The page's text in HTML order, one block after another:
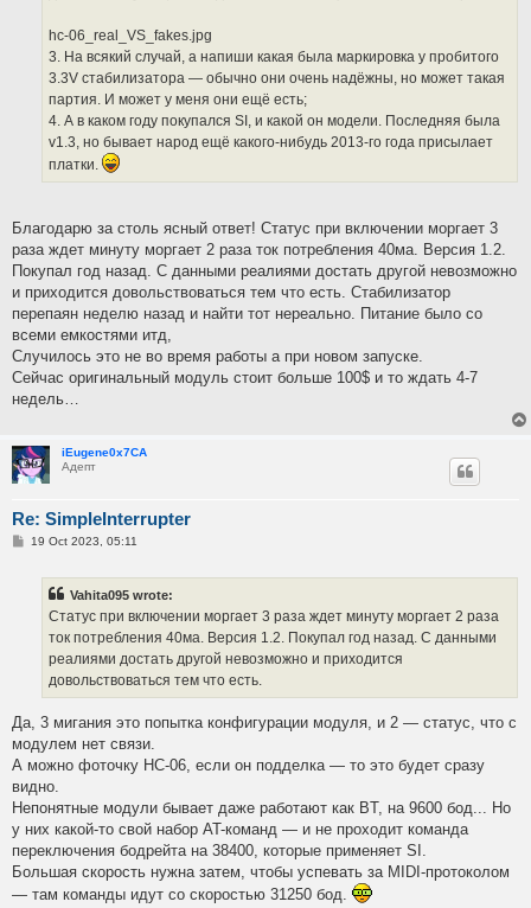
hc-06_real_VS_fakes.jpg
3. На всякий случай, а напиши какая была маркировка у пробитого
3.3V стабилизатора — обычно они очень надёжны, но может такая
партия. И может у меня они ещё есть;
4. А в каком году покупался SI, и какой он модели. Последняя была
v1.3, но бывает народ ещё какого-нибудь 2013-го года присылает
платки.
Благодарю за столь ясный ответ! Статус при включении моргает 3
раза ждет минуту моргает 2 раза ток потребления 40ма. Версия 1.2.
Покупал год назад. С данными реалиями достать другой невозможно
и приходится довольствоваться тем что есть. Стабилизатор
перепаян неделю назад и найти тот нереально. Питание было со
всеми емкостями итд,
Случилось это не во время работы а при новом запуске.
Сейчас оригинальный модуль стоит больше 100$ и то ждать 4-7
недель…
iEugene0x7CA
Адепт
Re: SimpleInterrupter
P19 Oct 2023, 05:11
Vahita095 wrote:
Статус при включении моргает 3 раза ждет минуту моргает 2 раза
ток потребления 40ма. Версия 1.2. Покупал год назад. С данными
реалиями достать другой невозможно и приходится
довольствоваться тем что есть.
Да, 3 мигания это попытка конфигурации модуля, и 2 — статус, что с
модулем нет связи.
А можно фоточку HC-06, если он подделка — то это будет сразу
видно.
Непонятные модули бывает даже работают как BT, на 9600 бод... Но
у них какой-то свой набор AT-команд — и не проходит команда
переключения бодрейта на 38400, которые применяет SI.
Большая скорость нужна затем, чтобы успевать за MIDI-протоколом
— там команды идут со скоростью 31250 бод.